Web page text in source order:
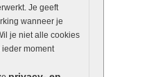
Je geeft
wanneer je
je niet alle cookies
moment